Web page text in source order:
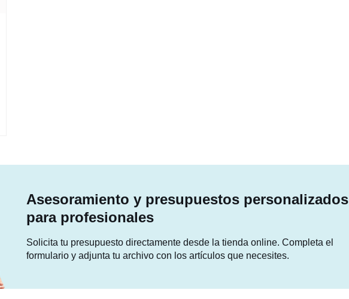
Asesoramiento y presupuestos personalizados
para profesionales
Solicita tu presupuesto directamente desde la tienda online. Completa el
formulario y adjunta tu archivo con los artículos que necesites.